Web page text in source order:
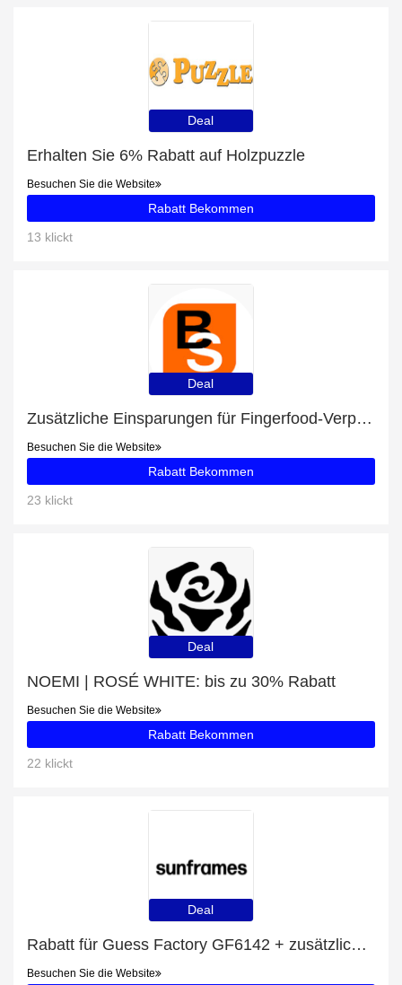
Deal
Erhalten Sie 6% Rabatt auf Holzpuzzle
Besuchen Sie die Website
Rabatt Bekommen
13 klickt
Deal
Zusätzliche Einsparungen für Fingerfood-Verpackungen plus zusätzliche 76-Angebote
Besuchen Sie die Website
Rabatt Bekommen
23 klickt
Deal
NOEMI | ROSÉ WHITE: bis zu 30% Rabatt
Besuchen Sie die Website
Rabatt Bekommen
22 klickt
Deal
Rabatt für Guess Factory GF6142 + zusätzlicher 15%-Rabattgutschein
Besuchen Sie die Website